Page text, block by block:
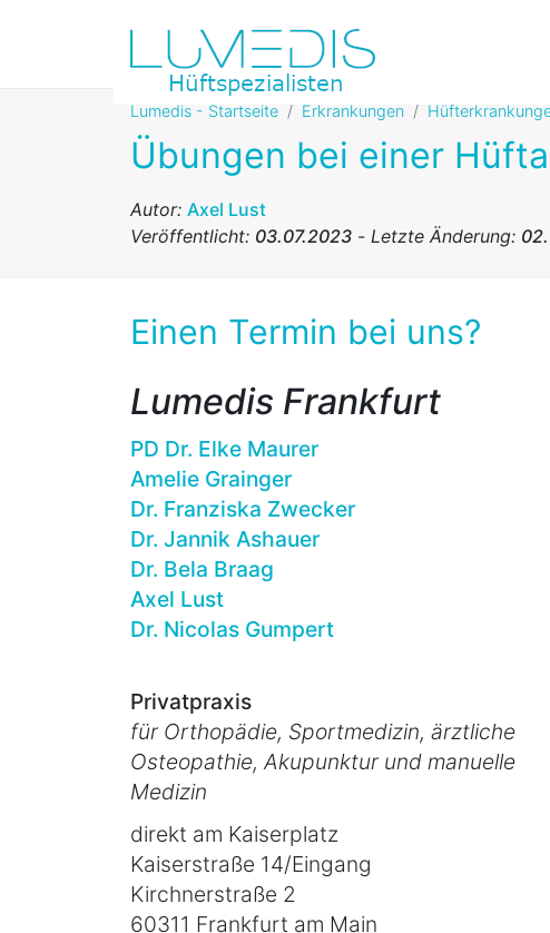
Lumedis - Startseite Erkrankungen
Übungen bei einer
Autor: Axel Lust
Veröffentlicht: 03.07.2023 - Letzte Änderung:
Einen Termin bei uns?
Lumedis Frankfurt
PD Dr. Elke Maurer
Amelie Grainger
Dr. Franziska Zwecker
Dr. Jannik Ashauer
Dr. Bela Braag
Axel Lust
Dr. Nicolas Gumpert
Privatpraxis
für Orthopädie, Sportmedizin, ärztliche
Osteopathie, Akupunktur und manuelle
Medizin
direkt am Kaiserplatz
Kaiserstraße 14/Eingang
Kirchnerstraße 2
60311 Frankfurt am Main